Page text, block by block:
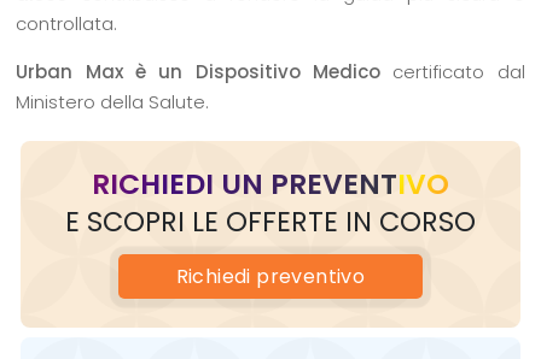
controllata.
Urban Max è un Dispositivo Medicocertificato dal
Ministero della Salute.
RICHIEDI UN PREVENTIVO
E SCOPRI LE OFFERTE IN CORSO
Richiedi preventivo